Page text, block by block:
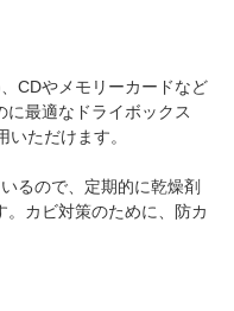
CDやメモリーカードなど
最適なドライボックス
ただけます。
るので、定期的に乾燥剤
カビ対策のために、防カ